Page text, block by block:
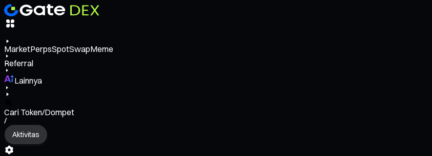
MarketPerpsSpotSwapMeme
Referral
Lainnya
Cari Token/Dompet
/
Aktivitas